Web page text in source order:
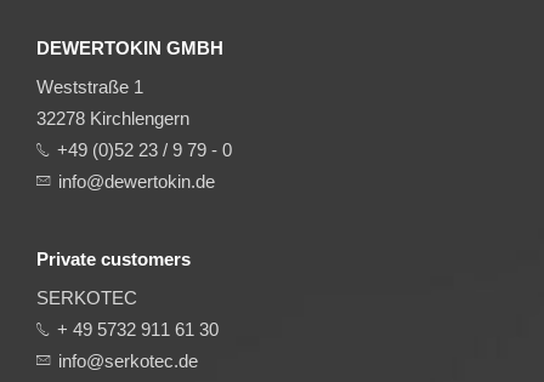
DEWERTOKIN GMBH
Weststraße 1
32278 Kirchlengern
+49 (0)52 23 / 9 79 - 0
info@dewertokin.de
Private customers
SERKOTEC
+ 49 5732 911 61 30
info@serkotec.de